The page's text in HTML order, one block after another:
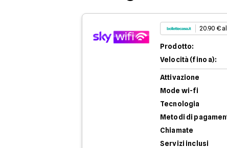
20.90 €
Prodotto:
Velocità (fino a):
Attivazione
Mode wi-fi
Tecnologia
Metodi di
Chiamate
Servizi inclusi